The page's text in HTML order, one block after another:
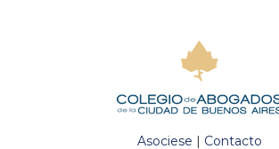
Asociese | Contacto